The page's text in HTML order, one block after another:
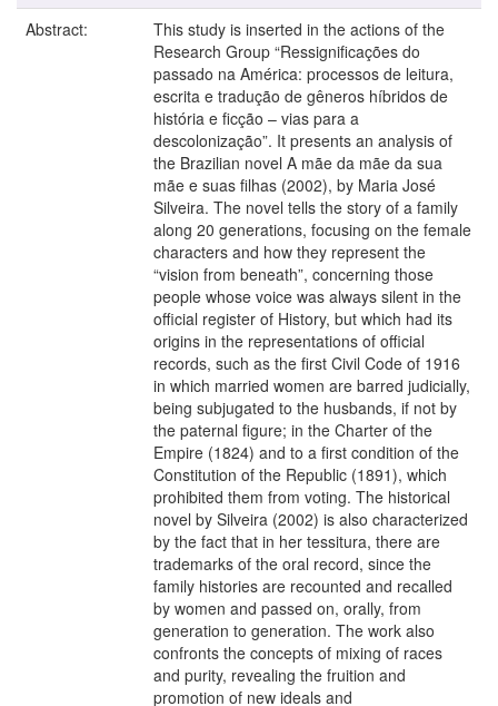
Abstract:
This study is inserted in the actions of the
Research Group “Ressignificações do
passado na América: processos de leitura,
escrita e tradução de gêneros híbridos de
história e ficção – vias para a
descolonização”. It presents an analysis of
the Brazilian novel A mãe da mãe da sua
mãe e suas filhas (2002), by Maria José
Silveira. The novel tells the story of a family
along 20 generations, focusing on the female
characters and how they represent the
“vision from beneath”, concerning those
people whose voice was always silent in the
official register of History, but which had its
origins in the representations of official
records, such as the first Civil Code of 1916
in which married women are barred judicially,
being subjugated to the husbands, if not by
the paternal figure; in the Charter of the
Empire (1824) and to a first condition of the
Constitution of the Republic (1891), which
prohibited them from voting. The historical
novel by Silveira (2002) is also characterized
by the fact that in her tessitura, there are
trademarks of the oral record, since the
family histories are recounted and recalled
by women and passed on, orally, from
generation to generation. The work also
confronts the concepts of mixing of races
and purity, revealing the fruition and
promotion of new ideals and